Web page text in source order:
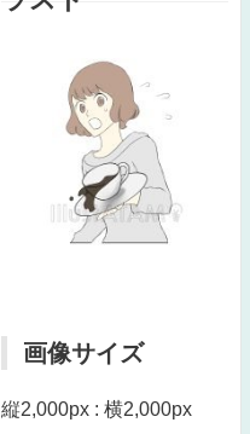
画像サイズ
縦2,000px : 横2,000px